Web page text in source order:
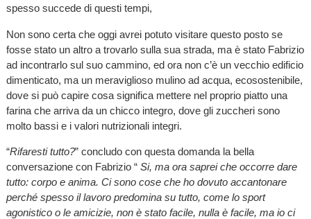
spesso succede di questi tempi,
Non sono certa che oggi avrei potuto visitare questo posto se
fosse stato un altro a trovarlo sulla sua strada, ma è stato Fabrizio
ad incontrarlo sul suo cammino, ed ora non c’è un vecchio edificio
dimenticato, ma un meraviglioso mulino ad acqua, ecosostenibile,
dove si può capire cosa significa mettere nel proprio piatto una
farina che arriva da un chicco integro, dove gli zuccheri sono
molto bassi e i valori nutrizionali integri.
“Rifaresti tutto?” concludo con questa domanda la bella
conversazione con Fabrizio “ Si, ma ora saprei che occorre dare
tutto: corpo e anima. Ci sono cose che ho dovuto accantonare
perché spesso il lavoro predomina su tutto, come lo sport
agonistico o le amicizie, non è stato facile, nulla è facile, ma io ci